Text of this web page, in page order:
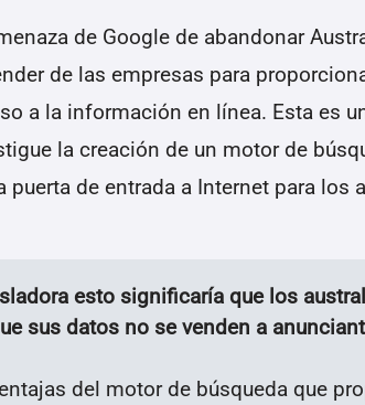
de Google de abandonar
de las empresas para
a la información en línea. Esta es
la creación de un motor de
puerta de entrada a Internet para los
esto significaría que los
sus datos no se venden a
del motor de búsqueda que